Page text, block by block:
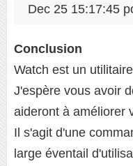
Dec 25 15:17:45
Conclusion
Watch est un
J'espère vous avoir
aideront à améliorer
Il s'agit d'une
large éventail